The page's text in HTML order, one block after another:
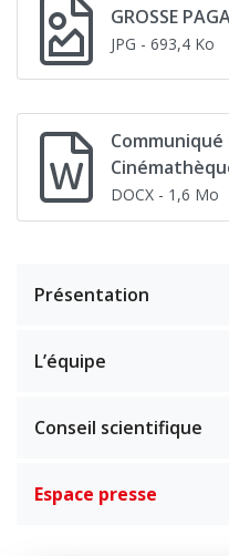
GROSSE
JPG - 693,4 Ko
DOCX - 1,6 Mo
Présentation
L’équipe
Conseil scientifique
Espace presse